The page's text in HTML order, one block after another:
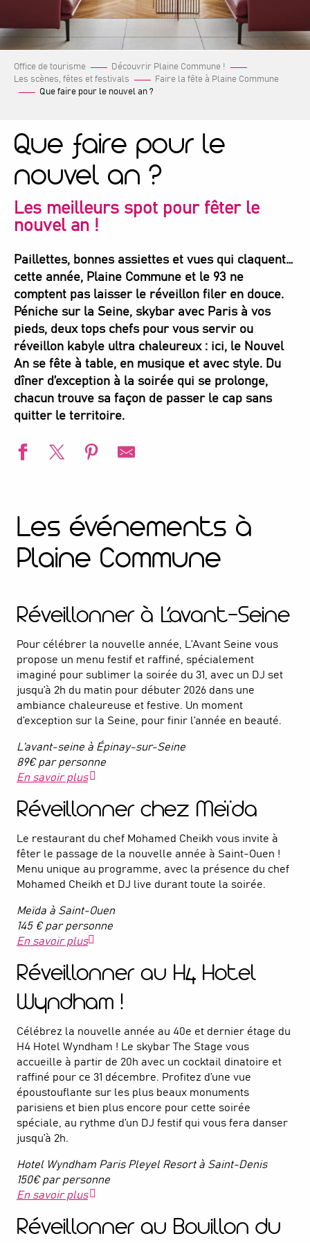
Office de tourisme
Découvrir Plaine Commune !
Les scènes, fêtes et festivals
Faire la fête à Plaine Commune
Que faire pour le nouvel an ?
Que faire pour le
nouvel an ?
Les meilleurs spot pour fêter le
nouvel an !
Paillettes, bonnes assiettes et vues qui claquent…
cette année, Plaine Commune et le 93 ne
comptent pas laisser le réveillon filer en douce.
Péniche sur la Seine, skybar avec Paris à vos
pieds, deux tops chefs pour vous servir ou
réveillon kabyle ultra chaleureux : ici, le Nouvel
An se fête à table, en musique et avec style. Du
dîner d’exception à la soirée qui se prolonge,
chacun trouve sa façon de passer le cap sans
quitter le territoire.
Les événements à
Plaine Commune
Réveillonner à L’avant-Seine
Pour célébrer la nouvelle année, L’Avant Seine vous
propose un menu festif et raffiné, spécialement
imaginé pour sublimer la soirée du 31, avec un DJ set
jusqu’à 2h du matin pour débuter 2026 dans une
ambiance chaleureuse et festive. Un moment
d’exception sur la Seine, pour finir l’année en beauté.
L’avant-seine à Épinay-sur-Seine
89€ par personne
En savoir plus
Réveillonner chez Meïda
Le restaurant du chef Mohamed Cheikh vous invite à
fêter le passage de la nouvelle année à Saint-Ouen !
Menu unique au programme, avec la présence du chef
Mohamed Cheikh et DJ live durant toute la soirée.
Meïda à Saint-Ouen
145 € par personne
En savoir plus
Réveillonner au H4 Hotel
Wyndham !
Célébrez la nouvelle année au 40e et dernier étage du
H4 Hotel Wyndham ! Le skybar The Stage vous
accueille à partir de 20h avec un cocktail dinatoire et
raffiné pour ce 31 décembre. Profitez d’une vue
époustouflante sur les plus beaux monuments
parisiens et bien plus encore pour cette soirée
spéciale, au rythme d’un DJ festif qui vous fera danser
jusqu’à 2h.
Hotel Wyndham Paris Pleyel Resort à Saint-Denis
150€ par personne
En savoir plus
Réveillonner au Bouillon du